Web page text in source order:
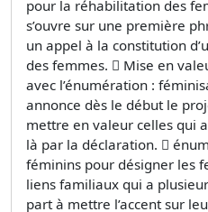
pour la réhabilitation des
s’ouvre sur une première
un appel à la constitution
des femmes.  Mise en
avec l’énumération :
annonce dès le début le
mettre en valeur celles qui
là par la déclaration. 
féminins pour désigner les
liens familiaux qui a
part à mettre l’accent sur